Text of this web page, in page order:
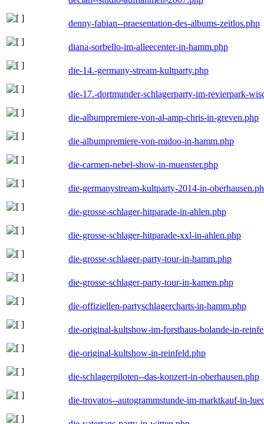
denny-fabian--praesentation-des-albums-zeitlos.php
diana-sorbello-im-alleecenter-in-hamm.php
die-14.-germany-stream-kultparty.php
die-17.-dortmunder-schlagerparty-im-revierpark-
die-albumpremiere-von-al-amp-chris-in-greven.php
die-albumpremiere-von-midoo-in-hamm.php
die-carmen-nebel-show-in-muenster.php
die-germanystream-kultparty-2014-in-
die-grosse-schlager-hitparade-in-ahlen.php
die-grosse-schlager-hitparade-xxl-in-ahlen.php
die-grosse-schlager-party-tour-in-hamm.php
die-grosse-schlager-party-tour-in-kamen.php
die-offiziellen-partyschlagercharts-in-hamm.php
die-original-kultshow-im-forsthaus-bolande-in-
die-original-kultshow-in-reinfeld.php
die-schlagerpiloten--das-konzert-in-oberhausen.php
die-trovatos--autogrammstunde-im-marktkauf-in-